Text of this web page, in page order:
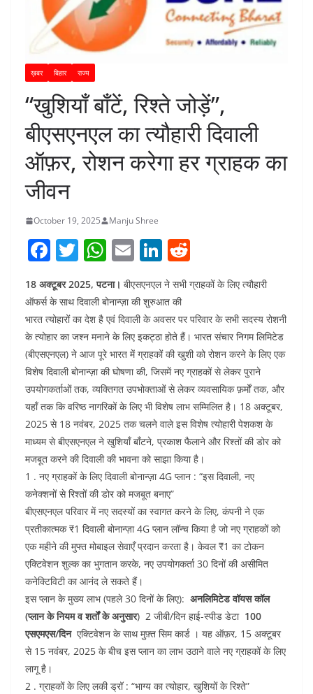
ख़बर बिहार राज्य
“खुशियाँ बाँटें, रिश्ते जोड़ें”,
बीएसएनएल का त्यौहारी दिवाली
ऑफ़र, रोशन करेगा हर ग्राहक का
जीवन
October 19, 2025 Manju Shree
F
c
e
b
o
o
k
T
itt
er
W
at
s
A
p
p
E
ai
l
Li
n
k
e
dI
n
d
di
t
18 अक्टूबर 2025, पटना। बीएसएनएल ने सभी ग्राहकों के लिए त्यौहारी
ऑफर्स के साथ दिवाली बोनान्ज़ा की शुरुआत की
भारत त्योहारों का देश है एवं दिवाली के अवसर पर परिवार के सभी सदस्य रोशनी
के त्योहार का जश्न मनाने के लिए इकट्ठा होते हैं। भारत संचार निगम लिमिटेड
(बीएसएनएल) ने आज पूरे भारत में ग्राहकों की खुशी को रोशन करने के लिए एक
विशेष दिवाली बोनान्ज़ा की घोषणा की, जिसमें नए ग्राहकों से लेकर पुराने
उपयोगकर्ताओं तक, व्यक्तिगत उपभोक्ताओं से लेकर व्यवसायिक फ़र्मों तक, और
यहाँ तक कि वरिष्ठ नागरिकों के लिए भी विशेष लाभ सम्मिलित है। 18 अक्टूबर,
2025 से 18 नवंबर, 2025 तक चलने वाले इस विशेष त्योहारी पेशकश के
माध्यम से बीएसएनएल ने खुशियाँ बाँटने, प्रकाश फैलाने और रिश्तों की डोर को
मजबूत करने की दिवाली की भावना को साझा किया है।
1 . नए ग्राहकों के लिए दिवाली बोनान्ज़ा 4G प्लान : “इस दिवाली, नए
कनेक्शनों से रिश्तों की डोर को मजबूत बनाए”
बीएसएनएल परिवार में नए सदस्यों का स्वागत करने के लिए, कंपनी ने एक
प्रतीकात्मक ₹1 दिवाली बोनान्ज़ा 4G प्लान लॉन्च किया है जो नए ग्राहकों को
एक महीने की मुफ्त मोबाइल सेवाएँ प्रदान करता है। केवल ₹1 का टोकन
एक्टिवेशन शुल्क का भुगतान करके, नए उपयोगकर्ता 30 दिनों की असीमित
कनेक्टिविटी का आनंद ले सकते हैं।
इस प्लान के मुख्य लाभ (पहले 30 दिनों के लिए): अनलिमिटेड वॉयस कॉल
(प्लान के नियम व शर्तों के अनुसार) 2 जीबी/दिन हाई-स्पीड डेटा 100
एसएमएस/दिनएक्टिवेशन के साथ मुफ़्त सिम कार्ड । यह ऑफ़र, 15 अक्टूबर
से 15 नवंबर, 2025 के बीच इस प्लान का लाभ उठाने वाले नए ग्राहकों के लिए
लागू है।
2 . ग्राहकों के लिए लकी ड्रॉ : “भाग्य का त्योहार, खुशियों के रिश्ते”